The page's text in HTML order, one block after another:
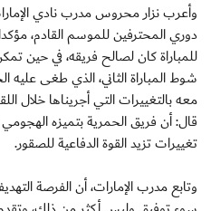
وأعرب نزار محروس مدرب نادي
دوري المحترفين للموسم القادم،
للمباراة كان لصالح فريقه، في حين
شوط المباراة الثاني، الذي طغى عليه
معه بالتغييرات التي أجريناها خلال
قال: أن فريق الحمرية بتميزه
تغييرات تزيد القوة الدفاعية للصقور.
وتابع مدرب الإمارات، أن الفرصة